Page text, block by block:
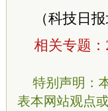
（科技日
相关专题：
特别声明：
表本网站观点